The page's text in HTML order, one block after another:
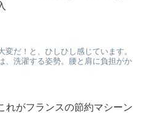
変だ！と、ひしひし感じています。
、洗濯する姿勢。腰と肩に負担がか
れがフランスの節約マシーン